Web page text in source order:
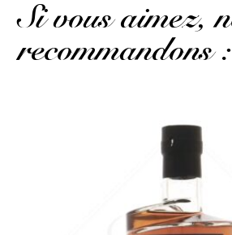
Si vous aimez,
recommandons :